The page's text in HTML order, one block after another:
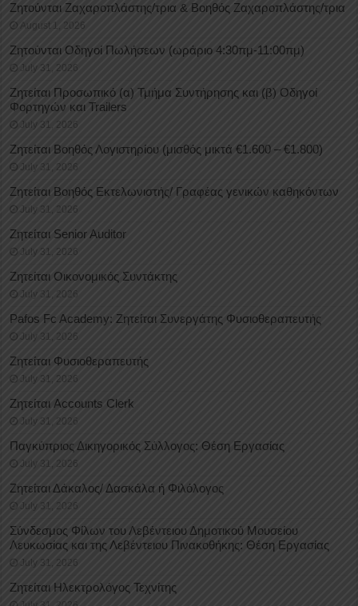
Ζητούνται Ζαχαροπλάστης/τρια & Βοηθός Ζαχαροπλάστης/τρια
August 1, 2026
Ζητούνται Οδηγοί Πωλήσεων (ωράριο 4:30πμ-11:00πμ)
July 31, 2026
Ζητείται Προσωπικό (α) Τμήμα Συντήρησης και (β) Οδηγοί
Φορτηγών και Trailers
July 31, 2026
Ζητείται Βοηθός Λογιστηρίου (μισθός μικτά €1.600 – €1.800)
July 31, 2026
Ζητείται Βοηθός Εκτελωνιστής/ Γραφέας γενικών καθηκόντων
July 31, 2026
Ζητείται Senior Auditor
July 31, 2026
Ζητείται Οικονομικός Συντάκτης
July 31, 2026
Pafos Fc Academy: Ζητείται Συνεργάτης Φυσιοθεραπευτής
July 31, 2026
Ζητείται Φυσιοθεραπευτής
July 31, 2026
Ζητείται Accounts Clerk
July 31, 2026
Παγκύπριος Δικηγορικός Σύλλογος: Θέση Εργασίας
July 31, 2026
Ζητείται Δάκαλος/ Δασκάλα ή Φιλόλογος
July 31, 2026
Σύνδεσμος Φίλων του Λεβέντειου Δημοτικού Μουσείου
Λευκωσίας και της Λεβέντειου Πινακοθήκης: Θέση Εργασίας
July 31, 2026
Ζητείται Ηλεκτρολόγος Τεχνίτης